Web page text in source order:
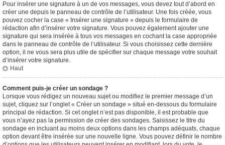
Pour insérer une signature à un de vos messages, vous devez tout d’abord en
créer une depuis le panneau de contrôle de l’utilisateur. Une fois créée, vous
pouvez cocher la case « Insérer une signature » depuis le formulaire de
rédaction afin d’insérer votre signature. Vous pouvez également ajouter une
signature qui sera insérée à tous vos messages en cochant la case appropriée
dans le panneau de contrôle de l’utilisateur. Si vous choisissez cette dernière
option, il ne vous sera plus utile de spécifier sur chaque message votre souhait
d’insérer votre signature.
Haut
Comment puis-je créer un sondage ?
Lorsque vous rédigez un nouveau sujet ou modifiez le premier message d’un
sujet, cliquez sur l’onglet « Créer un sondage » situé en-dessous du formulaire
principal de rédaction. Si cet onglet n’est pas disponible, il est probable que
vous n’ayez pas la permission de créer des sondages. Saisissez le titre du
sondage en incluant au moins deux options dans les champs adéquats, chaque
option devant être insérée sur une nouvelle ligne. Vous pouvez définir le nombre